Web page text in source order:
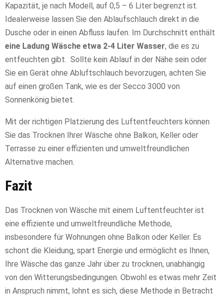
Kapazität, je nach Modell, auf 0,5 – 6 Liter begrenzt ist.
Idealerweise lassen Sie den Ablaufschlauch direkt in die
Dusche oder in einen Abfluss laufen. Im Durchschnitt enthält
eine Ladung Wäsche etwa 2-4 Liter Wasser, die es zu
entfeuchten gibt. Sollte kein Ablauf in der Nähe sein oder
Sie ein Gerät ohne Abluftschlauch bevorzugen, achten Sie
auf einen großen Tank, wie es der Secco 3000 von
Sonnenkönig bietet.
Mit der richtigen Platzierung des Luftentfeuchters können
Sie das Trocknen Ihrer Wäsche ohne Balkon, Keller oder
Terrasse zu einer effizienten und umweltfreundlichen
Alternative machen.
Fazit
Das Trocknen von Wäsche mit einem Luftentfeuchter ist
eine effiziente und umweltfreundliche Methode,
insbesondere für Wohnungen ohne Balkon oder Keller. Es
schont die Kleidung, spart Energie und ermöglicht es Ihnen,
Ihre Wäsche das ganze Jahr über zu trocknen, unabhängig
von den Witterungsbedingungen. Obwohl es etwas mehr Zeit
in Anspruch nimmt, lohnt es sich, diese Methode in Betracht